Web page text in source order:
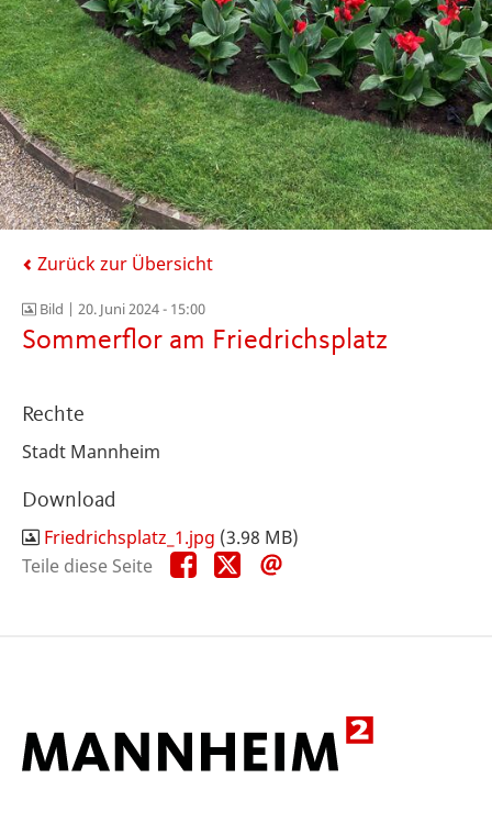
Zurück zur Übersicht
Bild | 20. Juni 2024 - 15:00
Sommerflor am Friedrichsplatz
Rechte
Stadt Mannheim
Download
Friedrichsplatz_1.jpg (3.98 MB)
Teile diese Seite
Teile
diese
Teile
diese